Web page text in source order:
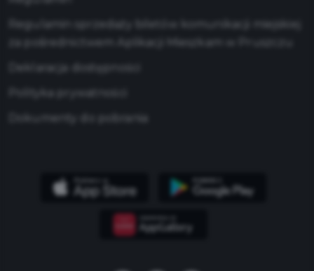
Regulamin sprzedaży biletów komunikacji miejskiej
za pośrednictwem Aplikacji Mieszkam w Pruszczu
Deklaracja dostępności
Polityka prywatności
Dokumenty do pobrania